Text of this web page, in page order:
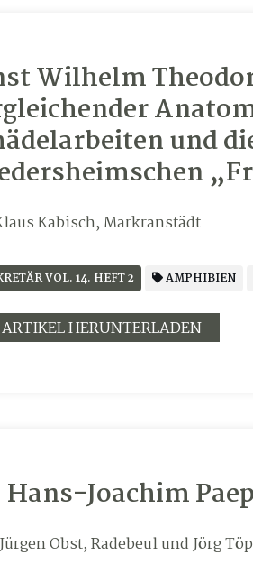
Wilhelm
und
Kabisch, Markranstädt
VOL. 14. HEFT 2 AMPHIBIEN
ARTIKEL HERUNTERLADEN
Joachim
Obst, Radebeul und Jörg